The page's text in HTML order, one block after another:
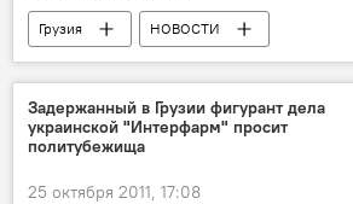
Грузия НОВОСТИ
Задержанный в Грузии фигурант дела
украинской "Интерфарм" просит
политубежища
25 октября 2011, 17:08